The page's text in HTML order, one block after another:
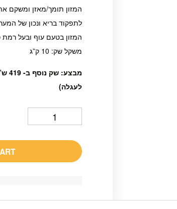
המזון תומך/מאזן ומשקם
לתפקוד בריא ונכון של
המזון בטעם עוף ובעל רמת
משקל שק: 10 ק”ג
לעגלה)